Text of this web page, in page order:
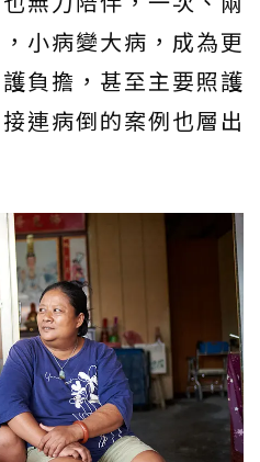
小病變大病，成為更
負擔，甚至主要照護
連病倒的案例也層出